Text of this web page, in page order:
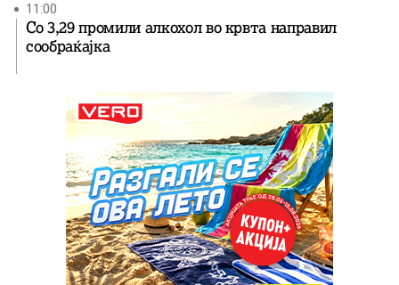
11:00
Со 3,29 промили алкохол во крвта направил
сообраќајка